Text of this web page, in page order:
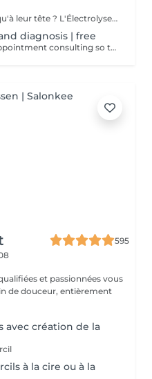
Marre de ces poils qui n'en font qu'à leur tête ? L'Électrolyse est l'unique méthode reconnue comme 100% définitive, poil par poil. Elle neutralise tout, même les poils blonds, blancs ou ceux que le laser a ratés. C'est précis, c'est permanent. Le prix s'ajuste à la minute : vous ne payez que le temps vraiment nécessaire.
diagnosis | free
We invite you first to make an appointment consulting so that we can make a detailed diagnosis! We will find together with you the appropriate solution so that your final hair removal is a success.
595
et passionnées vous
de douceur, entièrement
avec création de la
à la cire ou à la